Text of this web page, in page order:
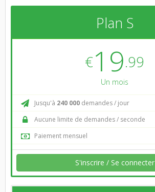
Plan S
€19.99
Un mois
Jusqu'à 240 000 demandes / jour
Aucune limite de demandes / seconde
Paiement mensuel
S'inscrire / Se connecter